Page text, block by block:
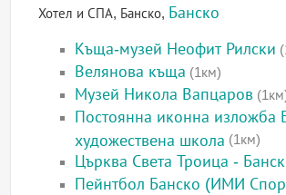
Хотел и СПА, Банско, Банско
Къща-музей Неофит Рилски
Велянова къща (1км)
Музей Никола Вапцаров
Постоянна иконна изложба
художествена школа (1км)
Църква Света Троица -
Пейнтбол Банско (ИМИ